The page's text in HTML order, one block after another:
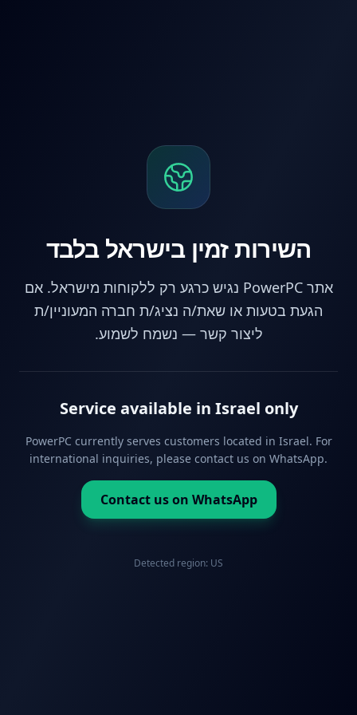
השירות זמין בישראל בלבד
אתר PowerPC נגיש כרגע רק ללקוחות מישראל. אם
הגעת בטעות או שאת/ה נציג/ת חברה המעוניין/ת
ליצור קשר — נשמח לשמוע.
Service available in Israel only
PowerPC currently serves customers located in Israel. For
international inquiries, please contact us on WhatsApp.
Contact us on WhatsApp
Detected region: US